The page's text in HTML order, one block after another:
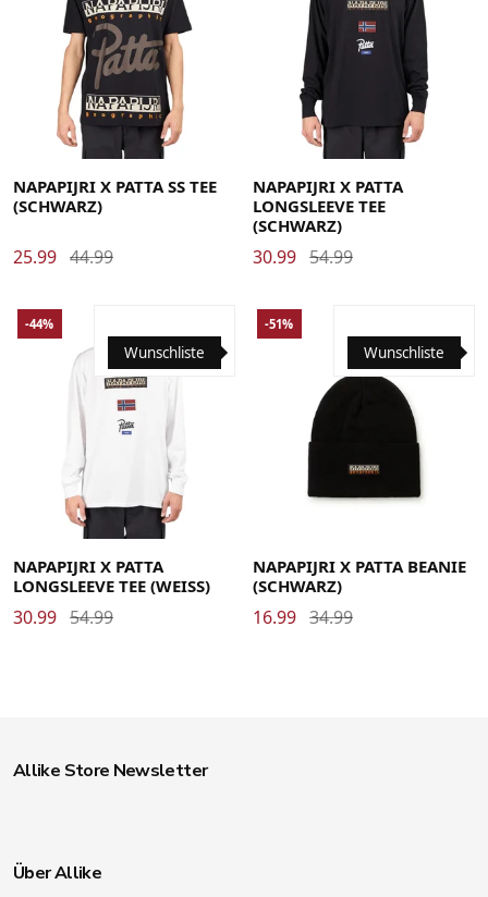
Medium X-Large
NAPAPIJRI X PATTA SS TEE
(SCHWARZ)
25.99 44.99
Medium X-Large
NAPAPIJRI X PATTA
LONGSLEEVE TEE
(SCHWARZ)
30.99 54.99
Medium X-Large
Wunschliste
-44%
NAPAPIJRI X PATTA
LONGSLEEVE TEE (WEISS)
30.99 54.99
Wunschliste
-51%
NAPAPIJRI X PATTA BEANIE
(SCHWARZ)
16.99 34.99
Allike Store Newsletter
Über Allike